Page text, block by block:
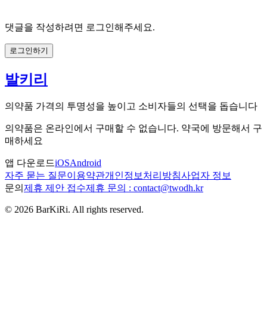
댓글을 작성하려면 로그인해주세요.
로그인하기
발키리
의약품 가격의 투명성을 높이고 소비자들의 선택을 돕습니다
의약품은 온라인에서 구매할 수 없습니다. 약국에 방문해서 구
매하세요
앱 다운로드iOSAndroid
자주 묻는 질문이용약관개인정보처리방침사업자 정보
문의 제휴 제안 접수제휴 문의 : contact@twodh.kr
© 2026 BarKiRi. All rights reserved.